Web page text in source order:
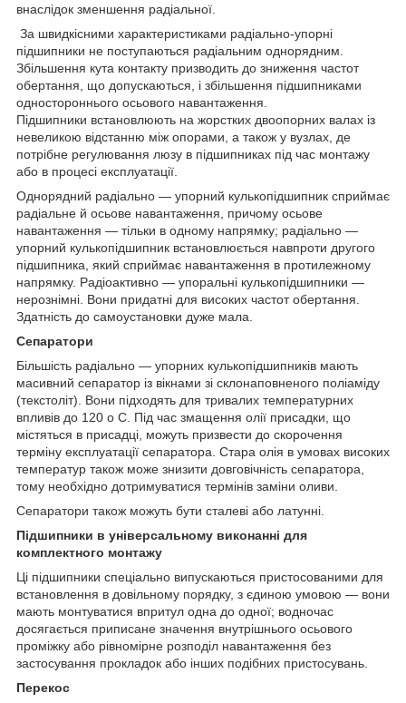
внаслідок зменшення радіальної.
За швидкісними характеристиками радіально-упорні
підшипники не поступаються радіальним однорядним.
Збільшення кута контакту призводить до зниження частот
обертання, що допускаються, і збільшення підшипниками
одностороннього осьового навантаження.
Підшипники встановлюють на жорстких двоопорних валах із
невеликою відстанню між опорами, а також у вузлах, де
потрібне регулювання люзу в підшипниках під час монтажу
або в процесі експлуатації.
Однорядний радіально — упорний кулькопідшипник сприймає
радіальне й осьове навантаження, причому осьове
навантаження — тільки в одному напрямку; радіально —
упорний кулькопідшипник встановлюється навпроти другого
підшипника, який сприймає навантаження в протилежному
напрямку. Радіоактивно — упоральні кулькопідшипники —
нерознімні. Вони придатні для високих частот обертання.
Здатність до самоустановки дуже мала.
Сепаратори
Більшість радіально — упорних кулькопідшипників мають
масивний сепаратор із вікнами зі склонаповненого поліаміду
(текстоліт). Вони підходять для тривалих температурних
впливів до 120 о С. Під час змащення олії присадки, що
містяться в присадці, можуть призвести до скорочення
терміну експлуатації сепаратора. Стара олія в умовах високих
температур також може знизити довговічність сепаратора,
тому необхідно дотримуватися термінів заміни оливи.
Сепаратори також можуть бути сталеві або латунні.
Підшипники в універсальному виконанні для
комплектного монтажу
Ці підшипники спеціально випускаються пристосованими для
встановлення в довільному порядку, з єдиною умовою — вони
мають монтуватися впритул одна до одної; водночас
досягається приписане значення внутрішнього осьового
проміжку або рівномірне розподіл навантаження без
застосування прокладок або інших подібних пристосувань.
Перекос